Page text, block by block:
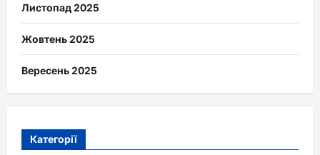
Листопад 2025
Жовтень 2025
Вересень 2025
Категорії